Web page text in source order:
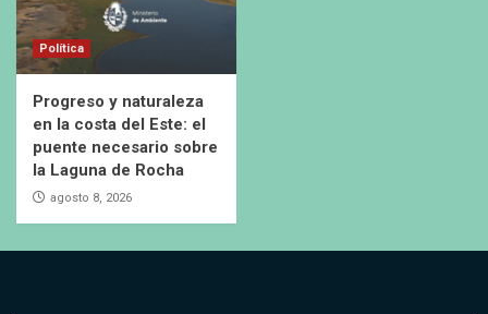
Política
Progreso y naturaleza
en la costa del Este: el
puente necesario sobre
la Laguna de Rocha
agosto 8, 2026